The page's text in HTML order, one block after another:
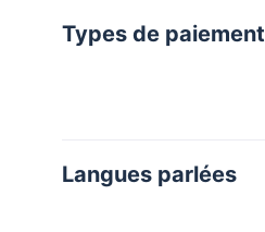
Types de paiement
Langues parlées